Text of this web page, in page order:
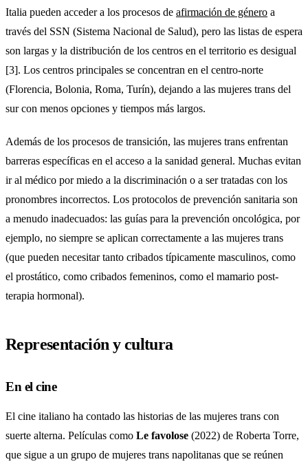
Italia pueden acceder a los procesos de afirmación de género a
través del SSN (Sistema Nacional de Salud), pero las listas de espera
son largas y la distribución de los centros en el territorio es desigual
[3]. Los centros principales se concentran en el centro-norte
(Florencia, Bolonia, Roma, Turín), dejando a las mujeres trans del
sur con menos opciones y tiempos más largos.
Además de los procesos de transición, las mujeres trans enfrentan
barreras específicas en el acceso a la sanidad general. Muchas evitan
ir al médico por miedo a la discriminación o a ser tratadas con los
pronombres incorrectos. Los protocolos de prevención sanitaria son
a menudo inadecuados: las guías para la prevención oncológica, por
ejemplo, no siempre se aplican correctamente a las mujeres trans
(que pueden necesitar tanto cribados típicamente masculinos, como
el prostático, como cribados femeninos, como el mamario post-
terapia hormonal).
Representación y cultura
En el cine
El cine italiano ha contado las historias de las mujeres trans con
suerte alterna. Películas como Le favolose (2022) de Roberta Torre,
que sigue a un grupo de mujeres trans napolitanas que se reúnen